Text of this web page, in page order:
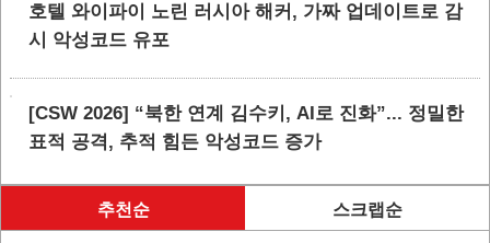
호텔 와이파이 노린 러시아 해커, 가짜 업데이트로 감
시 악성코드 유포
[CSW 2026] “북한 연계 김수키, AI로 진화”... 정밀한
표적 공격, 추적 힘든 악성코드 증가
추천순 스크랩순